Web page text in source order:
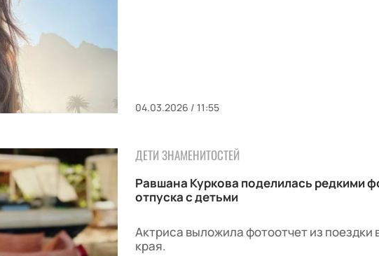
04.03.2026 / 11:55
ДЕТИ ЗНАМЕНИТОСТЕЙ
Равшана Куркова поделилась редкими
отпуска с детьми
Актриса выложила фотоотчет из поездки
края.